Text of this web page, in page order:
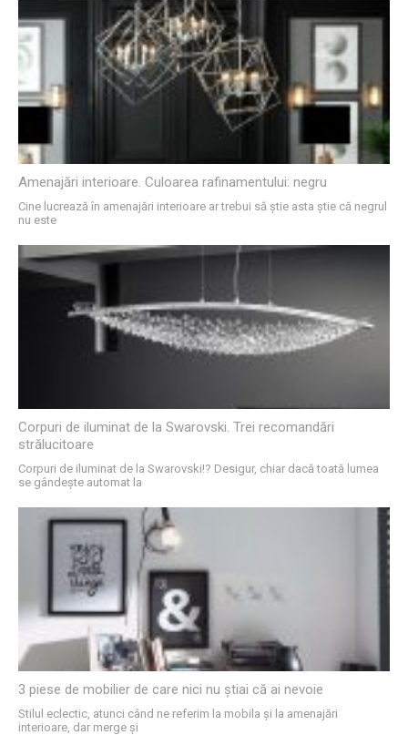
Amenajări interioare. Culoarea rafinamentului: negru
Cine lucrează în amenajări interioare ar trebui să știe asta știe că negrul
nu este
Corpuri de iluminat de la Swarovski. Trei recomandări
strălucitoare
Corpuri de iluminat de la Swarovski!? Desigur, chiar dacă toată lumea
se gândește automat la
3 piese de mobilier de care nici nu știai că ai nevoie
Stilul eclectic, atunci când ne referim la mobila şi la amenajări
interioare, dar merge şi